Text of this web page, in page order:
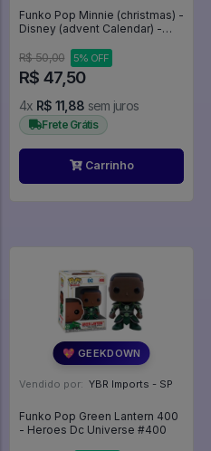
Funko Pop Minnie (christmas) -
Disney (advent Calendar) -
R$ 50,00
5% OFF
R$ 47,50
4x R$ 11,88 sem juros
Frete Grátis
Carrinho
💖 GEEKDOWN
Vendido por: YBR Imports - SP
Funko Pop Green Lantern 400
- Heroes Dc Universe #400